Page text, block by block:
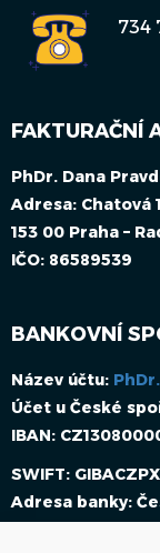
734
FAKTURAČNÍ
PhDr. Dana
Adresa: Chatová
153 00 Praha –
IČO: 86589539
BANKOVNÍ
Název účtu:
Účet u České
IBAN:
SWIFT: GIBACZPX
Adresa banky: